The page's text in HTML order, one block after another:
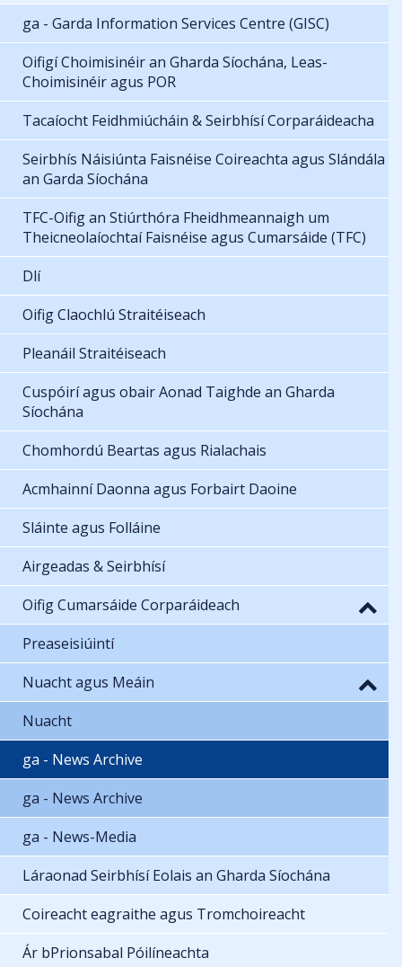
ga - Garda Information Services Centre (GISC)
Oifigí Choimisinéir an Gharda Síochána, Leas-
Choimisinéir agus POR
Tacaíocht Feidhmiúcháin & Seirbhísí Corparáideacha
Seirbhís Náisiúnta Faisnéise Coireachta agus Slándála
an Garda Síochána
TFC-Oifig an Stiúrthóra Fheidhmeannaigh um
Theicneolaíochtaí Faisnéise agus Cumarsáide (TFC)
Dlí
Oifig Claochlú Straitéiseach
Pleanáil Straitéiseach
Cuspóirí agus obair Aonad Taighde an Gharda
Síochána
Chomhordú Beartas agus Rialachais
Acmhainní Daonna agus Forbairt Daoine
Sláinte agus Folláine
Airgeadas & Seirbhísí
Oifig Cumarsáide Corparáideach
Preaseisiúintí
Nuacht agus Meáin
Nuacht
ga - News Archive
ga - News Archive
ga - News-Media
Láraonad Seirbhísí Eolais an Gharda Síochána
Coireacht eagraithe agus Tromchoireacht
Ár bPrionsabal Póilíneachta